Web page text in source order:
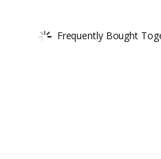
Frequently Bought